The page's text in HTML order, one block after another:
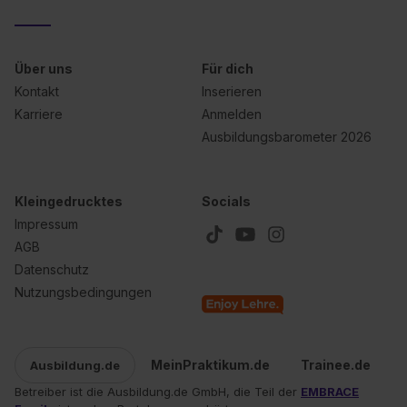
Einstellungen“ widerrufen. Weitere Informationen zu den
zeigen“. Weitere Informationen: Datenschutzerklärung
Impressum
Über uns
Kontakt
Karriere
Für dich
Inserieren
Anmelden
Ausbildungsbarometer 2026
Kleingedrucktes
Impressum
AGB
Datenschutz
Nutzungsbedingungen
Socials
Ausbildung.de MeinPraktikum.de Trainee.de
Betreiber ist die Ausbildung.de GmbH, die Teil der EMBRACE